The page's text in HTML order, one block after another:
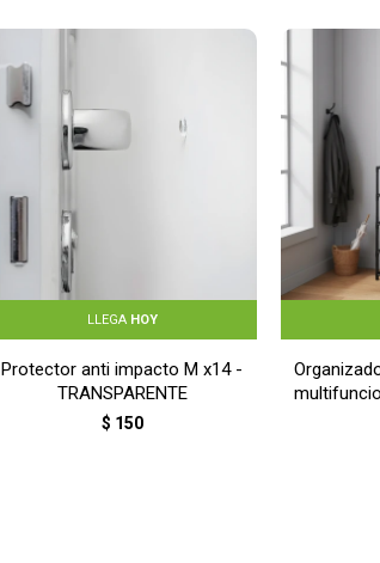
LLEGA HOY
Protector anti impacto M x14 -
TRANSPARENTE
$ 150